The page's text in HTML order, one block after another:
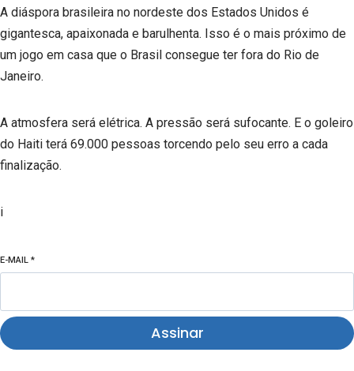
A diáspora brasileira no nordeste dos Estados Unidos é
gigantesca, apaixonada e barulhenta. Isso é o mais próximo de
um jogo em casa que o Brasil consegue ter fora do Rio de
Janeiro.
A atmosfera será elétrica. A pressão será sufocante. E o goleiro
do Haiti terá 69.000 pessoas torcendo pelo seu erro a cada
finalização.
i
E-MAIL *
Assinar